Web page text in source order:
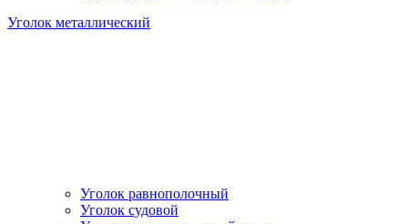
Уголок металлический
Уголок равнополочный
Уголок судовой